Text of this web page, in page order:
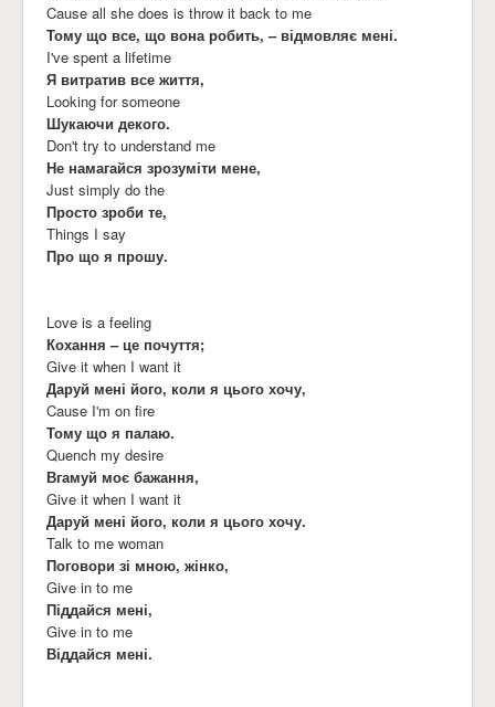
Cause all she does is throw it back to me
Тому що все, що вона робить, – відмовляє мені.
I've spent a lifetime
Я витратив все життя,
Looking for someone
Шукаючи декого.
Don't try to understand me
Не намагайся зрозуміти мене,
Just simply do the
Просто зроби те,
Things I say
Про що я прошу.
Love is a feeling
Кохання – це почуття;
Give it when I want it
Даруй мені його, коли я цього хочу,
Cause I'm on fire
Тому що я палаю.
Quench my desire
Вгамуй моє бажання,
Give it when I want it
Даруй мені його, коли я цього хочу.
Talk to me woman
Поговори зі мною, жінко,
Give in to me
Піддайся мені,
Give in to me
Віддайся мені.